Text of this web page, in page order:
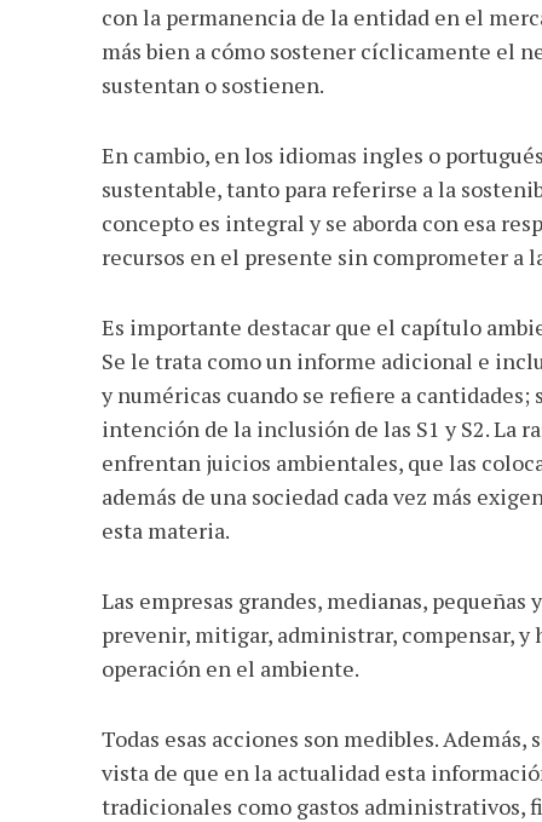
con la permanencia de la entidad en el
más bien a cómo sostener cíclicamente el
sustentan o sostienen.
En cambio, en los idiomas ingles o
sustentable, tanto para referirse a la
concepto es integral y se aborda con esa
recursos en el presente sin comprometer a
Es importante destacar que el capítulo
Se le trata como un informe adicional e
y numéricas cuando se refiere a
intención de la inclusión de las S1 y S2. La
enfrentan juicios ambientales, que las
además de una sociedad cada vez más
esta materia.
Las empresas grandes, medianas,
prevenir, mitigar, administrar, compensar,
operación en el ambiente.
Todas esas acciones son medibles.
vista de que en la actualidad esta
tradicionales como gastos administrativos,